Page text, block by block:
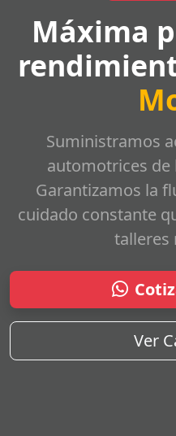
Máxima
Suministramos
automotrices de
Garantizamos la
cuidado constante
talleres
Ver